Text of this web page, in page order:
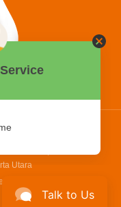
9999
Sudarso, Pantai Indah
Utara
and Coffee
Talk to Us